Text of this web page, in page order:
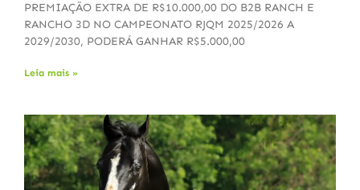
PREMIAÇÃO EXTRA DE R$10.000,00 DO B2B RANCH E
RANCHO 3D NO CAMPEONATO RJQM 2025/2026 A
2029/2030, PODERÁ GANHAR R$5.000,00
Leia mais »